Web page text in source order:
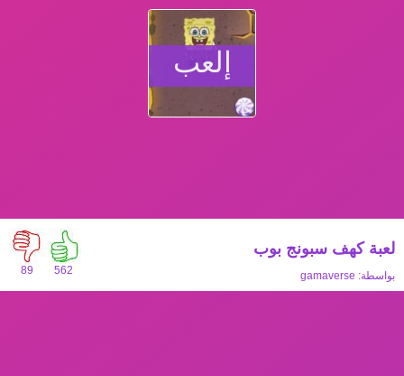
إلعب
89 562
لعبة كهف سبونج بوب
بواسطة: gamaverse